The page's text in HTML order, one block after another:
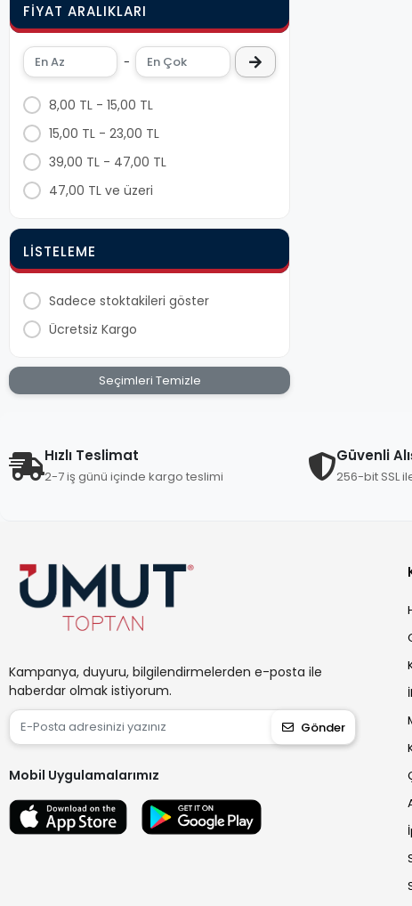
Somun Adaptörü
Kimyasal Grubu
Zımparalar
Bileme Taşları
İşkence
Pompalar Ve Kompressörler
Tel Fırçalar
Spatula (ıspatula)
Sprey Boya
Masa Gönyeleri
Sandık Askısı Ve Rezeler
Lastik Tokmaklar
Krikolar
Kaynak Malzemeleri
FIYAT ARALIKLARI
-
8,00 TL - 15,00 TL
15,00 TL - 23,00 TL
39,00 TL - 47,00 TL
47,00 TL ve üzeri
LISTELEME
Sadece stoktakileri göster
Ücretsiz Kargo
Seçimleri Temizle
Hızlı Teslimat
2-7 iş günü içinde kargo teslimi
Güvenli
256-bit SSL
Kampanya, duyuru, bilgilendirmelerden e-posta ile
haberdar olmak istiyorum.
Gönder
Mobil Uygulamalarımız